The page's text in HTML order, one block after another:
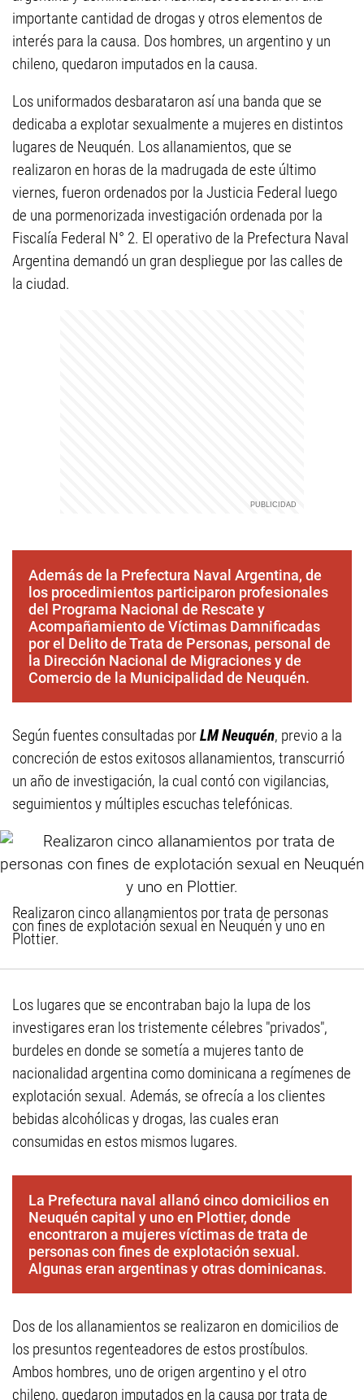
importante cantidad de drogas y otros elementos de
interés para la causa. Dos hombres, un argentino y un
chileno, quedaron imputados en la causa.
Los uniformados desbarataron así una banda que se
dedicaba a explotar sexualmente a mujeres en distintos
lugares de Neuquén. Los allanamientos, que se
realizaron en horas de la madrugada de este último
viernes, fueron ordenados por la Justicia Federal luego
de una pormenorizada investigación ordenada por la
Fiscalía Federal N° 2. El operativo de la Prefectura Naval
Argentina demandó un gran despliegue por las calles de
la ciudad.
Además de la Prefectura Naval Argentina, de
los procedimientos participaron profesionales
del Programa Nacional de Rescate y
Acompañamiento de Víctimas Damnificadas
por el Delito de Trata de Personas, personal de
la Dirección Nacional de Migraciones y de
Comercio de la Municipalidad de Neuquén.
Según fuentes consultadas porLM Neuquén, previo a la
concreción de estos exitosos allanamientos, transcurrió
un año de investigación, la cual contó con vigilancias,
seguimientos y múltiples escuchas telefónicas.
Realizaron cinco allanamientos por trata de personas
con fines de explotación sexual en Neuquén y uno en
Plottier.
Los lugares que se encontraban bajo la lupa de los
investigares eran los tristemente célebres "privados",
burdeles en donde se sometía a mujeres tanto de
nacionalidad argentina como dominicana a regímenes de
explotación sexual. Además, se ofrecía a los clientes
bebidas alcohólicas y drogas, las cuales eran
consumidas en estos mismos lugares.
La Prefectura naval allanó cinco domicilios en
Neuquén capital y uno en Plottier, donde
encontraron a mujeres víctimas de trata de
personas con fines de explotación sexual.
Algunas eran argentinas y otras dominicanas.
Dos de los allanamientos se realizaron en domicilios de
los presuntos regenteadores de estos prostíbulos.
Ambos hombres, uno de origen argentino y el otro
chileno, quedaron imputados en la causa por trata de